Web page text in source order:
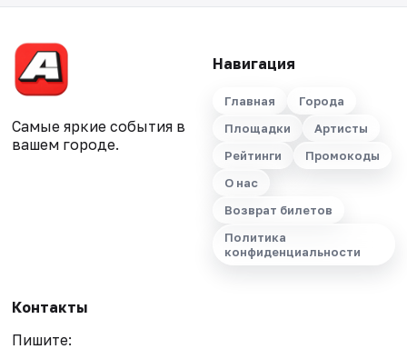
Самые яркие события в
вашем городе.
Навигация
Главная
Города
Площадки
Артисты
Рейтинги
Промокоды
О нас
Возврат билетов
Политика
конфиденциальности
Контакты
Пишите: